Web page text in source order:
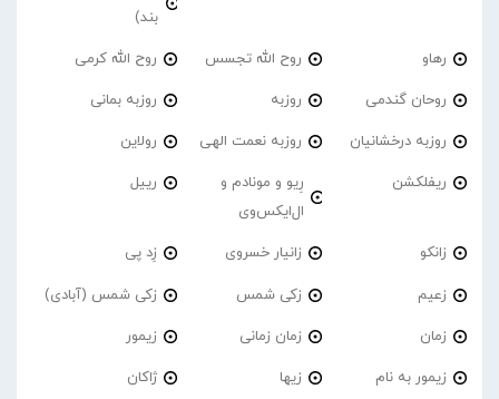
بند)
رهاو روح الله تجسس روح الله کرمی
روحان گندمی روزبه روزبه بمانی
روزبه درخشانیان روزبه نعمت الهی رولاین
ریفلکشن
رِیو و مونادم و
ال‌ایکس‌وی
رییل
زانکو زانیار خسروی زِد پی
زعیم زکی شمس زکی شمس (آبادی)
زمان زمان زمانی زیمور
زیمور به نام زیها ژاکان